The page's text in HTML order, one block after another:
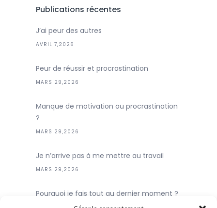
Publications récentes
J’ai peur des autres
AVRIL 7,2026
Peur de réussir et procrastination
MARS 29,2026
Manque de motivation ou procrastination
?
MARS 29,2026
Je n’arrive pas à me mettre au travail
MARS 29,2026
Pourquoi je fais tout au dernier moment ?